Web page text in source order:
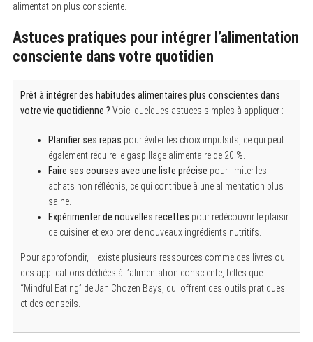
alimentation plus consciente.
Astuces pratiques pour intégrer l’alimentation
consciente dans votre quotidien
Prêt à intégrer des habitudes alimentaires plus conscientes dans
votre vie quotidienne ? Voici quelques astuces simples à appliquer :
Planifier ses repas pour éviter les choix impulsifs, ce qui peut
également réduire le gaspillage alimentaire de 20 %.
Faire ses courses avec une liste précise pour limiter les
achats non réfléchis, ce qui contribue à une alimentation plus
saine.
Expérimenter de nouvelles recettes pour redécouvrir le plaisir
de cuisiner et explorer de nouveaux ingrédients nutritifs.
Pour approfondir, il existe plusieurs ressources comme des livres ou
des applications dédiées à l’alimentation consciente, telles que
“Mindful Eating” de Jan Chozen Bays, qui offrent des outils pratiques
et des conseils.